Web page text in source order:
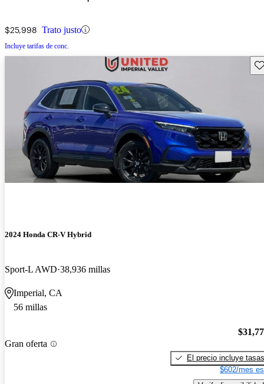
$25,998 Trato justo
Incluye tarifas de conc.
2024 Honda CR-V Hybrid
Sport-L AWD 38,936 millas
Imperial, CA
56 millas
Gran oferta
El precio incluye tasas
$602/mes